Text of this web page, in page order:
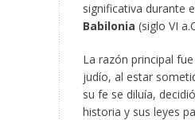
significativa durante
Babilonia (siglo VI
La razón principal
judío, al estar
su fe se diluía,
historia y sus leyes